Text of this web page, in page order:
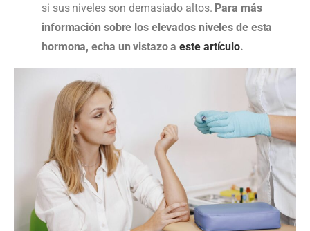
si sus niveles son demasiado altos. Para más
información sobre los elevados niveles de esta
hormona, echa un vistazo aeste artículo.